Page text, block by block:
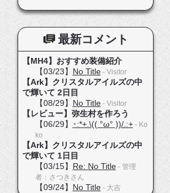
最新コメント
【MH4】おすすめ装備紹介
【03/23】 No Title- Visitor
【Ark】クリスタルアイルズの中
で輝いて 2日目
【08/29】 No Title- Visitor
【レビュー】弥生村を作ろう
【06/29】
･:*+.\(( °ω° ))/.:+- Ko
ko
【Ark】クリスタルアイルズの中
で輝いて 1日目
【03/15】 Re: No Title- 管理
者：さつきさん
【09/24】 No Title- 大吉